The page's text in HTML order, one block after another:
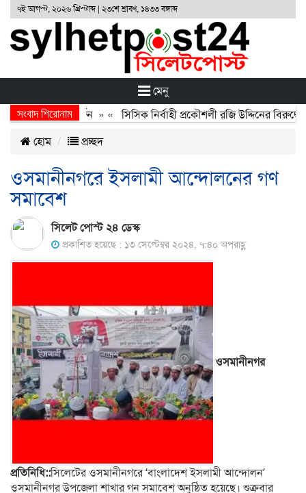
৭ই আগস্ট, ২০২৬ খ্রিস্টাব্দ | ২৩শে শ্রাবণ, ১৪৩৩ বঙ্গাব্দ
মেনু
সংবাদ শিরোনাম
বর্জন ও বিসর্জন » «সিসিক নির্বাহী প্রকৌশলী রজি উদ্দিনের
হোম
প্রচ্ছদ
ওসমানীনগরে ইসলামী আন্দোলনের গণ
সমাবেশ
সিলেট পোস্ট ২৪ ডেস্ক
প্রকাশিত হয়েছে : ১৩ সেপ্টেম্বর ২০২৪, ৭:৪০ অপরাহ্ণ
ওসমানীনগর
প্রতিনিধি::সিলেটের ওসমানীনগরে ‘বাংলাদেশ ইসলামী আন্দোলন’
ওসমানীনগর উপজেলা শাখার গন সমাবেশ অনুষ্ঠিত হয়েছে। শুক্রবার